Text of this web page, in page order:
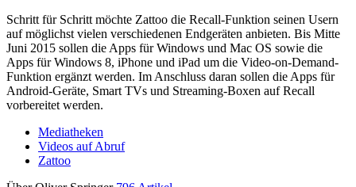
Schritt für Schritt möchte Zattoo die Recall-Funktion seinen Usern
auf möglichst vielen verschiedenen Endgeräten anbieten. Bis Mitte
Juni 2015 sollen die Apps für Windows und Mac OS sowie die
Apps für Windows 8, iPhone und iPad um die Video-on-Demand-
Funktion ergänzt werden. Im Anschluss daran sollen die Apps für
Android-Geräte, Smart TVs und Streaming-Boxen auf Recall
vorbereitet werden.
Mediatheken
Videos auf Abruf
Zattoo